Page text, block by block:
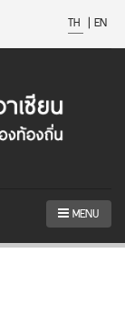
TH | EN
MENU